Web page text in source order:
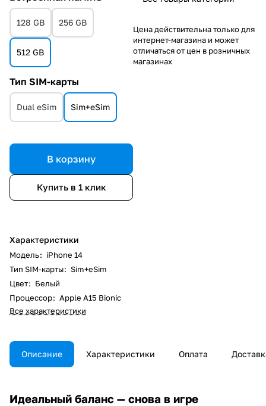
128 GB 256 GB
512 GB
Тип SIM-карты
Dual eSim Sim+eSim
В корзину
Купить в 1 клик
Характеристики
Модель: iPhone 14
Тип SIM-карты: Sim+eSim
Цвет: Белый
Процессор: Apple A15 Bionic
Все характеристики
Цена действительна только для
интернет-магазина и может
отличаться от цен в розничных
магазинах
Описание Характеристики Оплата
Идеальный баланс — снова в игре